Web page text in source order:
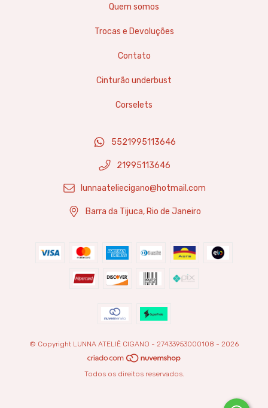
Quem somos
Trocas e Devoluções
Contato
Cinturão underbust
Corselets
5521995113646
21995113646
lunnaateliecigano@hotmail.com
Barra da Tijuca, Rio de Janeiro
© Copyright LUNNA ATELIÊ CIGANO - 27433953000108 - 2026
Todos os direitos reservados.